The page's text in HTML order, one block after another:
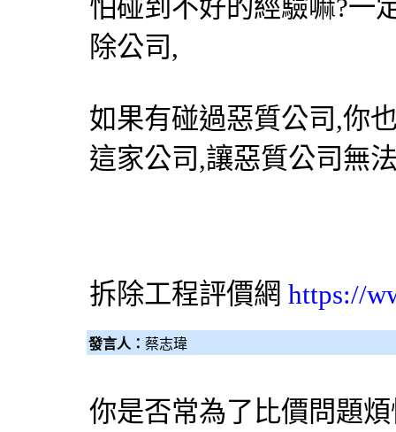
怕碰到不好的經驗嘛?一
除公司,
如果有碰過惡質公司,你
這家公司,讓惡質公司無
拆除工程評價網 https://
發言人： 蔡志瑋
你是否常為了比價問題